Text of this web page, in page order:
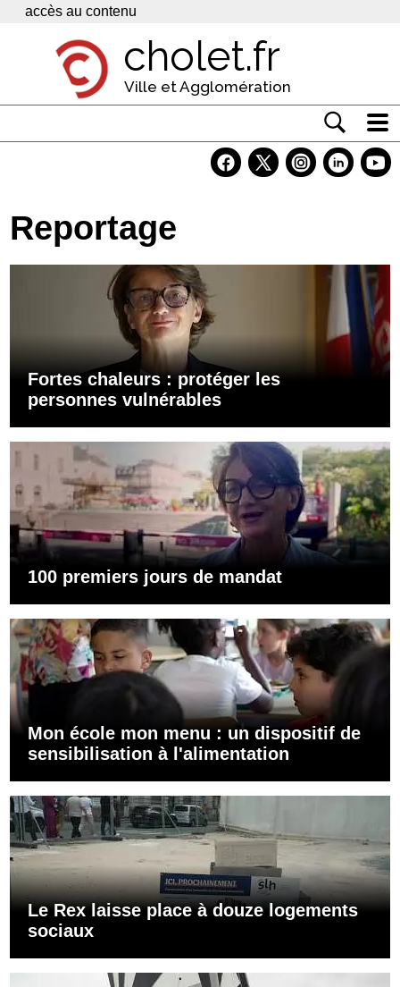
Panneau de gestion des cookies
accès au contenu
cholet.fr
Ville et Agglomération
Economie
Services
Reportage
Fortes chaleurs : protéger les
personnes vulnérables
100 premiers jours de mandat
Mon école mon menu : un dispositif de
sensibilisation à l'alimentation
Le Rex laisse place à douze logements
sociaux